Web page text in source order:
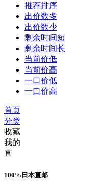
推荐排序
出价数多
出价数少
剩余时间短
剩余时间长
当前价低
当前价高
一口价低
一口价高
首页
分类
收藏
我的
直
100%日本直邮